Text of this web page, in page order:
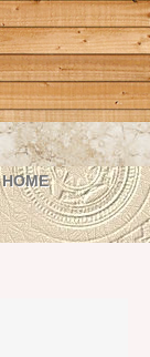
HOME